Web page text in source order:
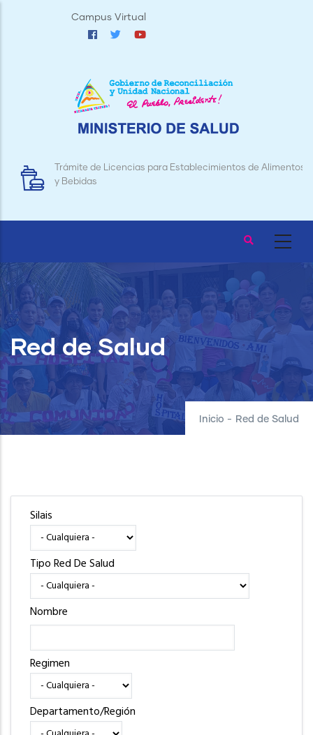
Campus Virtual
Trámite de Licencias para Establecimientos de Alimentos
y Bebidas
Red de Salud
Inicio - Red de Salud
Silais
Tipo Red De Salud
Nombre
Regimen
Departamento/Región